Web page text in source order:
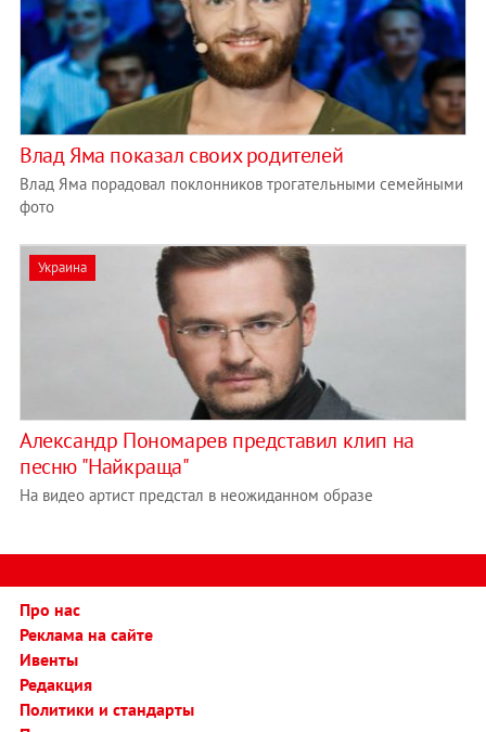
Влад Яма показал своих родителей
Влад Яма порадовал поклонников трогательными семейными
фото
Украина
Александр Пономарев представил клип на
песню "Найкраща"
На видео артист предстал в неожиданном образе
Про нас
Реклама на сайте
Ивенты
Редакция
Политики и стандарты